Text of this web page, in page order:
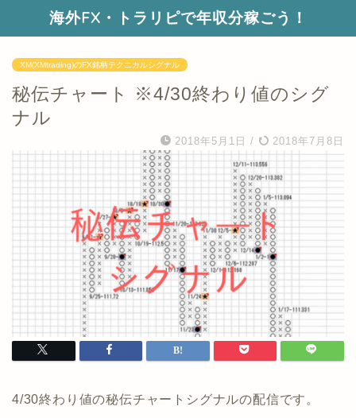
海外FX・トラリピで年収分稼ごう！
XM(XMtrading)のFX銘柄テクニカルシグナル
秘伝チャート ※4/30終わり値のシグ
ナル
2018年5月1日 / 2018年7月8日
4/30終わり値の秘伝チャートシグナルの配信です。